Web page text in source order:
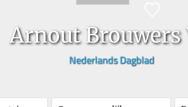
Arnout Brouwers
Nederlands Dagblad